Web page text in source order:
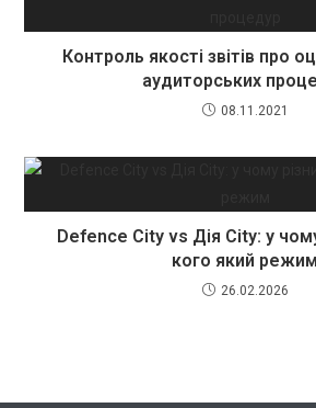
Контроль якості звітів про
аудиторських
08.11.2021
Defence City vs Дія City: у
кого який режим
26.02.2026